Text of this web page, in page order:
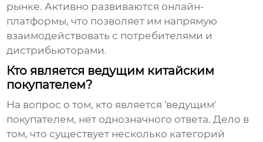
рынке. Активно развиваются онлайн-
платформы, что позволяет им напрямую
взаимодействовать с потребителями и
дистрибьюторами.
Кто является ведущим китайским
покупателем?
На вопрос о том, кто является 'ведущим'
покупателем, нет однозначного ответа. Дело в
том, что существует несколько категорий